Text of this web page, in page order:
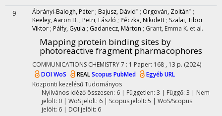
9 Ábrányi-Balogh, Péter ; Bajusz, Dávid* ; Orgován, Zoltán* ;
Keeley, Aaron B. ; Petri, László ; Péczka, Nikolett ; Szalai, Tibor
Viktor ; Pálfy, Gyula ; Gadanecz, Márton ; Grant, Emma K. et al.
Mapping protein binding sites by
photoreactive fragment pharmacophores
COMMUNICATIONS CHEMISTRY7 : 1 Paper: 168 , 13 p. (2024)
DOIWoS REALScopus PubMed
Egyéb URL
Központi kezelésűTudományos
Nyilvános idéző összesen: 6| Független: 3 | Függő: 3 | Nem
jelölt: 0 | WoS jelölt: 6 | Scopus jelölt: 5 | WoS/Scopus
jelölt: 6 | DOI jelölt: 6